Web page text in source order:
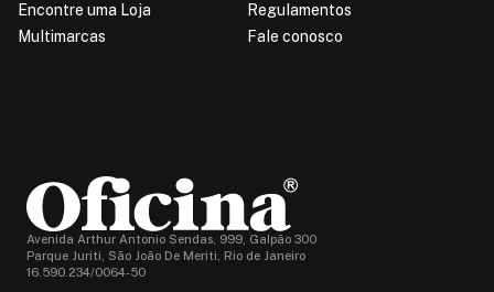
Encontre uma Loja
Multimarcas
Regulamentos
Fale conosco
Avenida Arthur Antonio Sendas, 999, Galpão 300
Parque Juriti, São João De Meriti, Rio de Janeiro
16.590.234/0064-50